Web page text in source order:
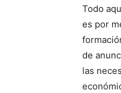
Todo
es por
de
las